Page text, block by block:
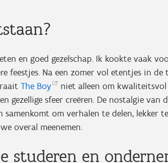
en goed gezelschap. Ik kookte vaak
feestjes. Na een zomer vol etentjes in
The Boy
niet alleen om kwaliteitsvol
gezellige sfeer creëren. De nostalgie van
om verhalen te delen, lekker
overal meenemen.
studeren en